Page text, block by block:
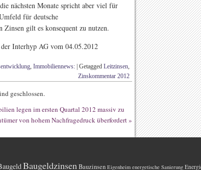
nächsten Monate spricht aber viel für
für deutsche
gilt es konsequent zu nutzen.
Interhyp AG vom 04.05.2012
, Immobiliennews: Getagged Leitzinsen,
Zinskommentar 2012
geschlossen.
legen im ersten Quartal 2012 massiv zu
von hohem Nachfragedruck überfordert»
BaugeldzinsenBauzinsen Eigenheim energetische Sanierung